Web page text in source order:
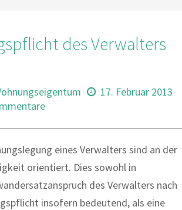
des Verwalters
17. Februar 2013
eines Verwalters sind an der
orientiert. Dies sowohl in
des Verwalters nach
insofern bedeutend, als eine